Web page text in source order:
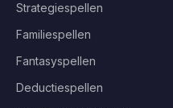
Strategiespellen
Familiespellen
Fantasyspellen
Deductiespellen